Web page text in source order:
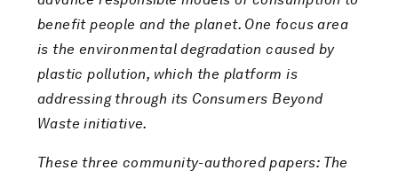
benefit people and the planet. One focus area
is the environmental degradation caused by
plastic pollution, which the platform is
addressing through its Consumers Beyond
Waste initiative.
These three community-authored papers: The